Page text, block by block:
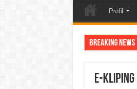
Profil
Breaking News
E-